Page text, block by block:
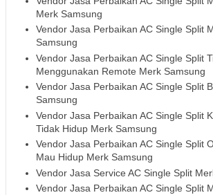
Merk Samsung
Vendor Jasa Perbaikan AC Single Split
Samsung
Vendor Jasa Perbaikan AC Single Split
Menggunakan Remote Merk Samsung
Vendor Jasa Perbaikan AC Single Split
Samsung
Vendor Jasa Perbaikan AC Single Split
Tidak Hidup Merk Samsung
Vendor Jasa Perbaikan AC Single Split
Mau Hidup Merk Samsung
Vendor Jasa Service AC Single Split
Vendor Jasa Perbaikan AC Single Split